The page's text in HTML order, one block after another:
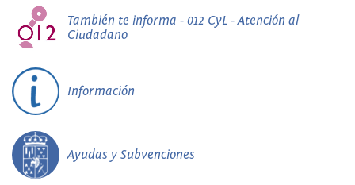
También te informa - 012 CyL - Atención al
Ciudadano
Información
Ayudas y Subvenciones